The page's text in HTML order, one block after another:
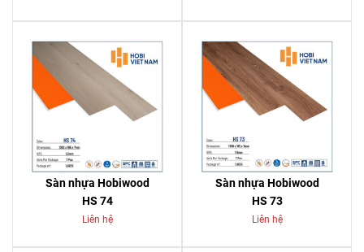
Sàn nhựa Hobiwood
HS 74
Liên hệ
Sàn nhựa Hobiwood
HS 73
Liên hệ